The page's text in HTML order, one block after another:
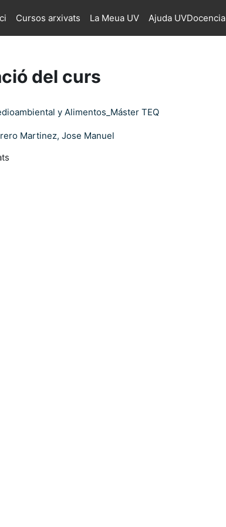
Cursos arxivats La Meua UV Ajuda UVDocencia
del curs
y Alimentos_Máster TEQ
Martinez, Jose Manuel